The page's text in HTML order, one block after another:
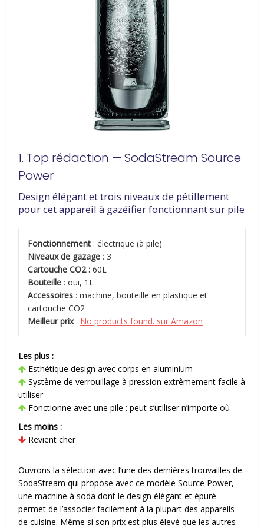
1. Top rédaction — SodaStream Source
Power
Design élégant et trois niveaux de pétillement
pour cet appareil à gazéifier fonctionnant sur pile
Fonctionnement : électrique (à pile)
Niveaux de gazage : 3
Cartouche CO2 :60L
Bouteille : oui, 1L
Accessoires : machine, bouteille en plastique et
cartouche CO2
Meilleur prix: No products found. sur Amazon
Les plus :
Esthétique design avec corps en aluminium
Système de verrouillage à pression extrêmement facile à
utiliser
Fonctionne avec une pile : peut s’utiliser n’importe où
Les moins :
Revient cher
Ouvrons la sélection avec l’une des dernières trouvailles de
SodaStream qui propose avec ce modèle Source Power,
une machine à soda dont le design élégant et épuré
permet de l’associer facilement à la plupart des appareils
de cuisine. Même si son prix est plus élevé que les autres